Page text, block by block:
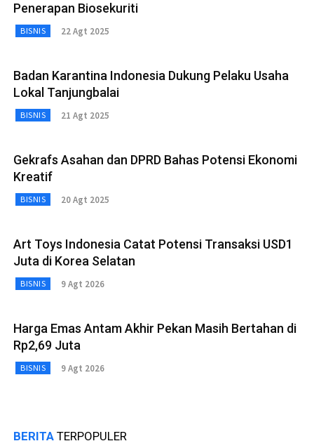
Penerapan Biosekuriti
BISNIS 22 Agt 2025
Badan Karantina Indonesia Dukung Pelaku Usaha
Lokal Tanjungbalai
BISNIS 21 Agt 2025
Gekrafs Asahan dan DPRD Bahas Potensi Ekonomi
Kreatif
BISNIS 20 Agt 2025
Art Toys Indonesia Catat Potensi Transaksi USD1
Juta di Korea Selatan
BISNIS 9 Agt 2026
Harga Emas Antam Akhir Pekan Masih Bertahan di
Rp2,69 Juta
BISNIS 9 Agt 2026
BERITA TERPOPULER